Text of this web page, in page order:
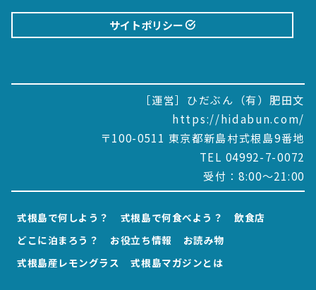
サイトポリシー
［運営］ひだぶん（有）肥田文
https://hidabun.com/
〒100-0511 東京都新島村式根島9番地
TEL 04992-7-0072
受付：8:00～21:00
式根島で何しよう？ 式根島で何食べよう？
飲食店
どこに泊まろう？
お役立ち情報
お読み物
式根島産レモングラス
式根島マガジンとは